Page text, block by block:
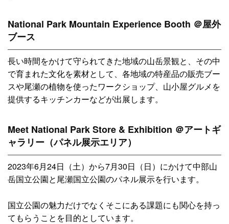
National Park Mountain Experience Booth ＠屋外
ブース
長い時間をかけて守られてきた地域の山岳景観と、その中
で育まれた文化を素材として、各地域の特産品の販売ブー
スや尾瀬の植物を使ったワークショップ、山小屋グルメを
提供するキッチンカーなどが出展します。
Meet National Park Store & Exhibition ＠アートギ
ャラリー（パネル展示エリア）
2023年6月24日（土）から7月30日（日）にかけて中部山
岳国立公園と尾瀬国立公園のパネル展示を行います。
国立公園の魅力だけでなくそこにある課題にも関心を持っ
てもらうことを目的としています。